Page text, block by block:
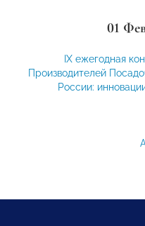
01
IX ежегодная
Производителей
России: